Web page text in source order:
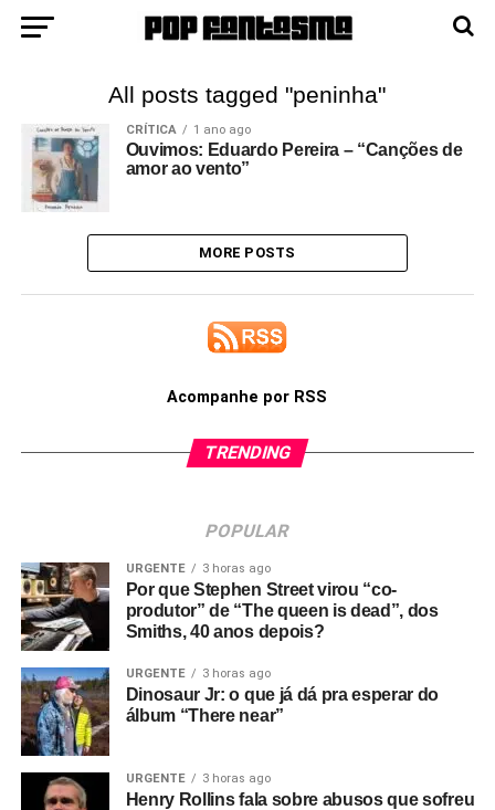
All posts tagged "peninha"
CRÍTICA 1 ano ago
Ouvimos: Eduardo Pereira – “Canções de
amor ao vento”
MORE POSTS
Acompanhe por RSS
TRENDING
POPULAR
URGENTE 3 horas ago
Por que Stephen Street virou “co-
produtor” de “The queen is dead”, dos
Smiths, 40 anos depois?
URGENTE 3 horas ago
Dinosaur Jr: o que já dá pra esperar do
álbum “There near”
URGENTE 3 horas ago
Henry Rollins fala sobre abusos que sofreu